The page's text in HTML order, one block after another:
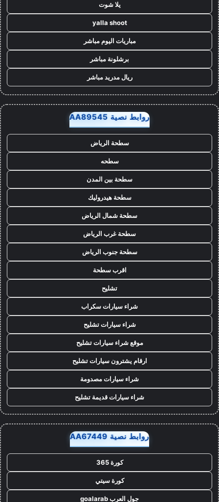
يلا شوت
yalla shoot
مباريات اليوم مباشر
برشلونة مباشر
ريال مدريد مباشر
روابط نصية AA89545
سطحة الرياض
سطحه
سطحة بين المدن
سطحة هيدروليك
سطحة شمال الرياض
سطحة غرب الرياض
سطحة جنوب الرياض
اقرب سطحة
تشليح
شراء سيارات سكراب
شراء سيارات تشليح
موقع شراء سيارات تشليح
ارقام يشترون سيارات تشليح
شراء سيارات مصدومة
شراء سيارات قديمة تشليح
روابط نصية AA67449
كورة 365
كورة سيتي
جول العرب goalarab